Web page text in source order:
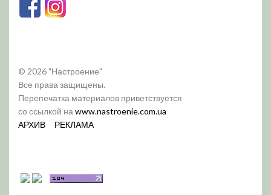
© 2026 "Настроение"
Все права защищены.
Перепечатка материалов приветствуется
со ссылкой на www.nastroenie.com.ua
АРХИВ
РЕКЛАМА